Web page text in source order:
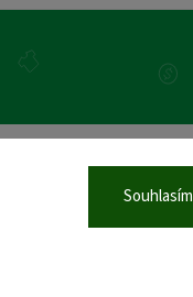
Souhlasím